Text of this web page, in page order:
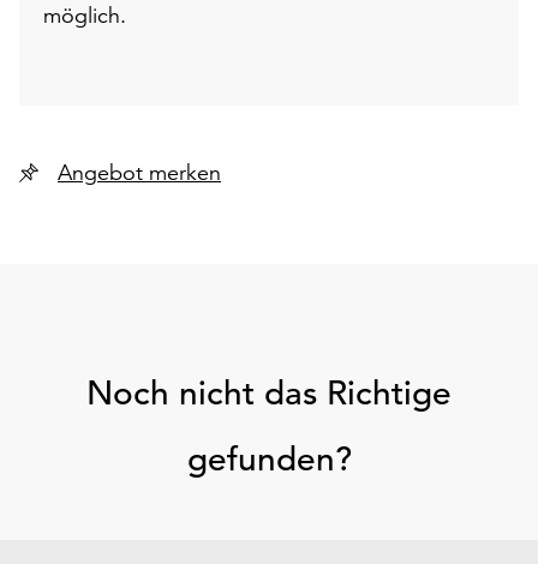
möglich.
Angebot merken
Noch nicht das Richtige
gefunden?